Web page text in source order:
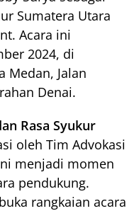
Sumatera Utara
Acara ini
2024, di
Medan, Jalan
Denai.
Rasa Syukur
oleh Tim Advokasi
menjadi momen
pendukung.
rangkaian acara